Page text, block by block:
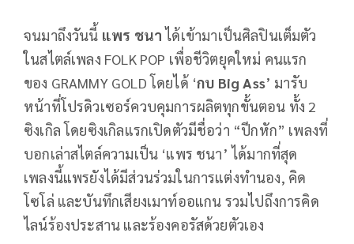
จนมาถึงวันนี้ แพร ชนา ได้เข้ามาเป็นศิลปินเต็มตัว
ในสไตล์เพลง FOLK POP เพื่อชีวิตยุคใหม่ คนแรก
ของ GRAMMY GOLD โดยได้ ‘กบ Big Ass’ มารับ
หน้าที่โปรดิวเซอร์ควบคุมการผลิตทุกขั้นตอน ทั้ง 2
ซิงเกิล โดยซิงเกิลแรกเปิดตัวมีชื่อว่า “ปีกหัก” เพลงที่
บอกเล่าสไตล์ความเป็น ‘แพร ชนา’ ได้มากที่สุด
เพลงนี้แพรยังได้มีส่วนร่วมในการแต่งทำนอง, คิด
โซโล่ และบันทึกเสียงเมาท์ออแกน รวมไปถึงการคิด
ไลน์ร้องประสาน และร้องคอรัสด้วยตัวเอง